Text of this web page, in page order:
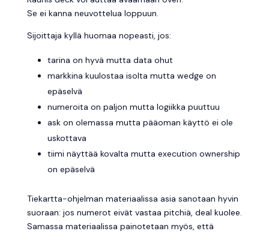
Se ei kanna neuvottelua loppuun.
Sijoittaja kyllä huomaa nopeasti, jos:
tarina on hyvä mutta data ohut
markkina kuulostaa isolta mutta wedge on
epäselvä
numeroita on paljon mutta logiikka puuttuu
ask on olemassa mutta pääoman käyttö ei ole
uskottava
tiimi näyttää kovalta mutta execution ownership
on epäselvä
Tiekartta-ohjelman materiaalissa asia sanotaan hyvin
suoraan: jos numerot eivät vastaa pitchiä, deal kuolee.
Samassa materiaalissa painotetaan myös, että